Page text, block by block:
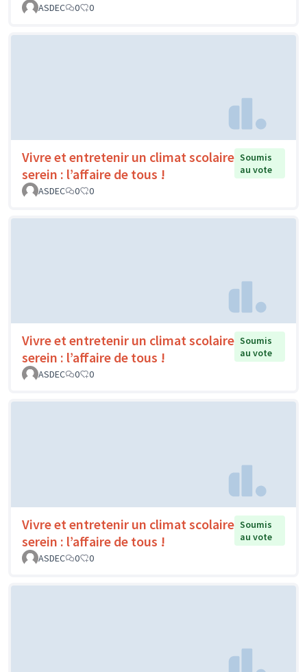
ASDEC
0 0
Vivre et entretenir un climat scolaire
serein : l’affaire de tous !
Soumis
au vote
ASDEC
0 0
Vivre et entretenir un climat scolaire
serein : l’affaire de tous !
Soumis
au vote
ASDEC
0 0
Vivre et entretenir un climat scolaire
serein : l’affaire de tous !
Soumis
au vote
ASDEC
0 0